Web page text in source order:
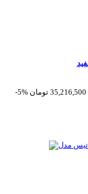
-5%
35,216,500 تومان